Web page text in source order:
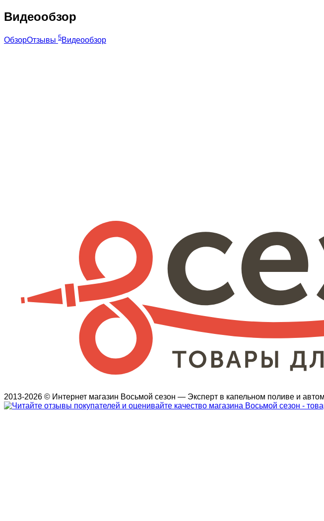
Видеообзор
ОбзорОтзывы 5Видеообзор
2013-2026 © Интернет магазин Восьмой сезон — Эксперт в капельном поливе и